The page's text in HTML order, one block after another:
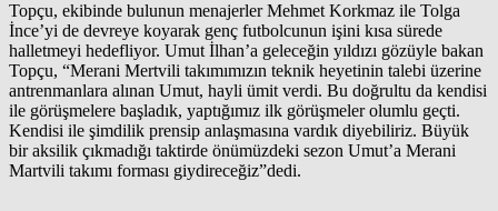
Topçu, ekibinde bulunun menajerler Mehmet Korkmaz ile Tolga
İnce’yi de devreye koyarak genç futbolcunun işini kısa sürede
halletmeyi hedefliyor. Umut İlhan’a geleceğin yıldızı gözüyle bakan
Topçu, “Merani Mertvili takımımızın teknik heyetinin talebi üzerine
antrenmanlara alınan Umut, hayli ümit verdi. Bu doğrultu da kendisi
ile görüşmelere başladık, yaptığımız ilk görüşmeler olumlu geçti.
Kendisi ile şimdilik prensip anlaşmasına vardık diyebiliriz. Büyük
bir aksilik çıkmadığı taktirde önümüzdeki sezon Umut’a Merani
Martvili takımı forması giydireceğiz”dedi.